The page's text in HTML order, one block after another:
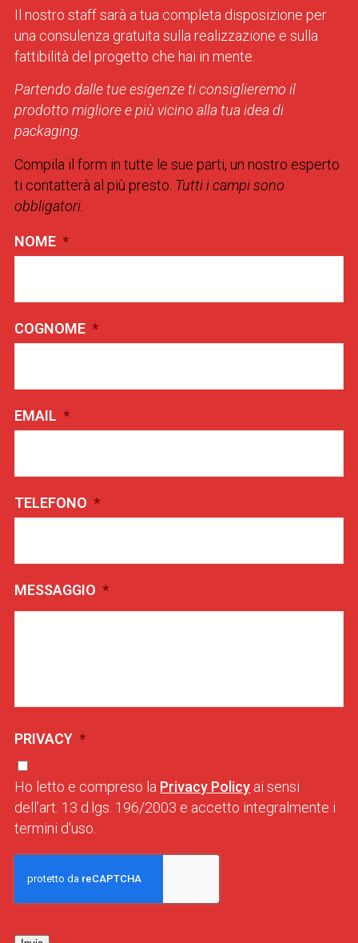
Il nostro staff sarà a tua completa disposizione per
una consulenza gratuita sulla realizzazione e sulla
fattibilità del progetto che hai in mente.
Partendo dalle tue esigenze ti consiglieremo il
prodotto migliore e più vicino alla tua idea di
packaging.
Compila il form in tutte le sue parti, un nostro esperto
ti contatterà al più presto. Tutti i campi sono
obbligatori.
NOME *
COGNOME *
EMAIL *
TELEFONO *
MESSAGGIO *
PRIVACY *
Ho letto e compreso la Privacy Policy ai sensi
dell’art. 13 d.lgs. 196/2003 e accetto integralmente i
termini d'uso.